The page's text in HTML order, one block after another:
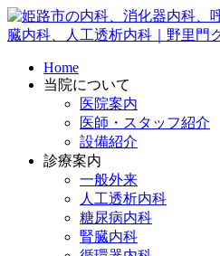
Home
当院について
医院案内
医師・スタッフ紹介
設備紹介
診療案内
一般外来
人工透析内科
糖尿病内科
腎臓内科